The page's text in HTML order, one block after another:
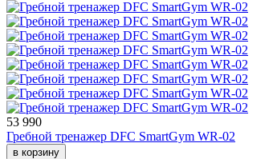
53 990
Гребной тренажер DFC SmartGym WR-02
в корзину